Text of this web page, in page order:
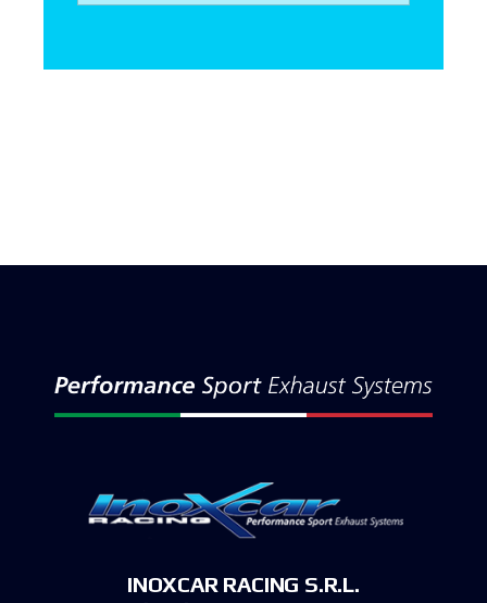
INOXCAR RACING S.R.L.